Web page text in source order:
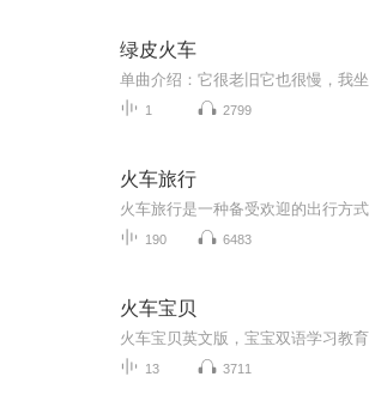
绿皮火车
1 2799
火车旅行
190 6483
火车宝贝
火车宝贝英文版，宝宝双语学习教育
13 3711